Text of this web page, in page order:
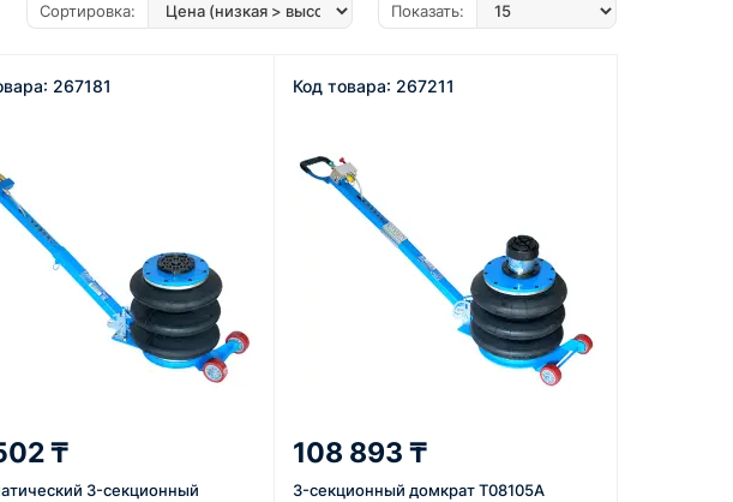
Сортировка: Показать:
267181
₸
3-секционный
Код товара: 267211
108 893 ₸
3-секционный домкрат T08105A